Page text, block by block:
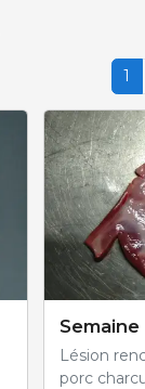
1
Lésion
porc